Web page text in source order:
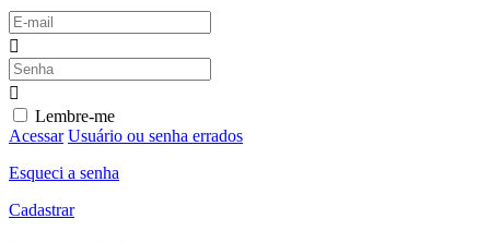
Lembre-me
Acessar Usuário ou senha errados
Esqueci a senha
Cadastrar